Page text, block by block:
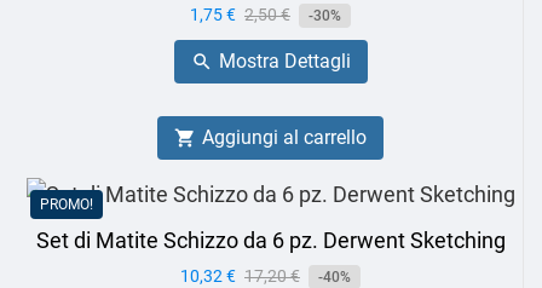
Prezzo
1,75 € Prezzo
base
2,50 € -30%
 Mostra Dettagli
 Aggiungi al carrello
PROMO!
Set di Matite Schizzo da 6 pz. Derwent Sketching
Prezzo
10,32 € Prezzo
17,20 € -40%